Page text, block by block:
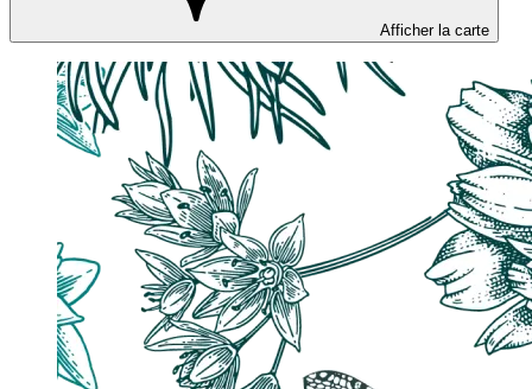
Afficher la carte